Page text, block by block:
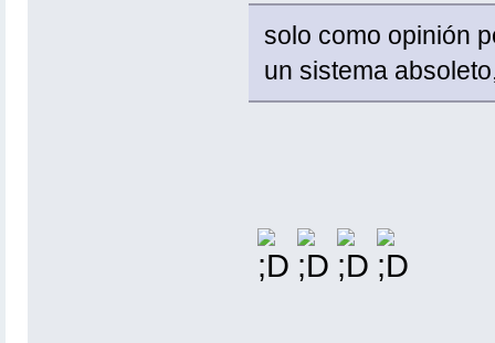
solo como opinión
un sistema